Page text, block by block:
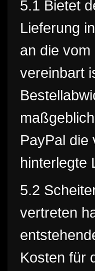
5.1 Bietet
Lieferung
an die
vereinbart
PayPal die
hinterlegte
5.2
vertreten
Kosten für